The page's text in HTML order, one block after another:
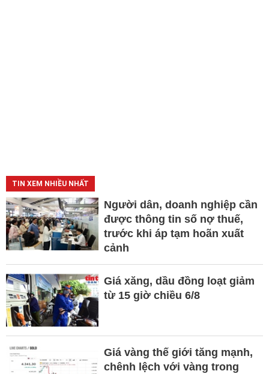
TIN XEM NHIỀU NHẤT
Người dân, doanh nghiệp cần
được thông tin số nợ thuế,
trước khi áp tạm hoãn xuất
cảnh
Giá xăng, dầu đồng loạt giảm
từ 15 giờ chiều 6/8
Giá vàng thế giới tăng mạnh,
chênh lệch với vàng trong